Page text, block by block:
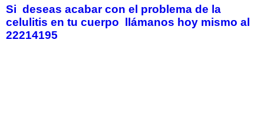
Si deseas acabar con el problema de la
celulitis en tu cuerpo llámanos hoy mismo al
22214195